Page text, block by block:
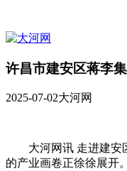
许昌市建安区蒋李
2025-07-02大河网
大河网讯 走进建安
的产业画卷正徐徐展开